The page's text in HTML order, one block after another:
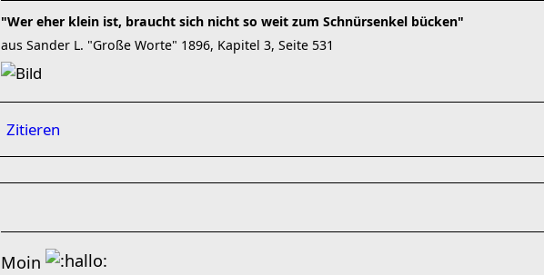
"Wer eher klein ist, braucht sich nicht so weit zum Schnürsenkel bücken"
aus Sander L. "Große Worte" 1896, Kapitel 3, Seite 531
Zitieren
Moin